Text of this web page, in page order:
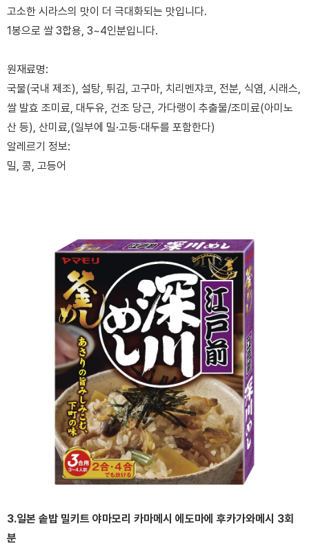
고소한 시라스의 맛이 더 극대화되는 맛입니다.
1봉으로 쌀 3합용, 3~4인분입니다.
원재료명:
국물(국내 제조), 설탕, 튀김, 고구마, 치리멘쟈코, 전분, 식염, 시래스,
쌀 발효 조미료, 대두유, 건조 당근, 가다랭이 추출물/조미료(아미노
산 등), 산미료,(일부에 밀·고등·대두를 포함한다)
알레르기 정보:
밀, 콩, 고등어
3.일본 솥밥 밀키트 야마모리 카마메시 에도마에 후카가와메시 3회
분